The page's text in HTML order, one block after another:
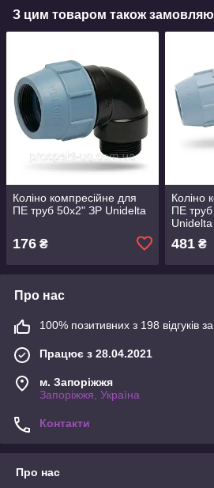
З цим товаром також
Коліно компресійне для
ПЕ труб 50х2" ЗР Unidelta
176 ₴
Коліно
ПЕ
Unidelta
481₴
Про нас
100% позитивних з 198 відгуків за
Працює з 28.04.2021
м. Запоріжжя
Запоріжжя, Україна
Контакти
Про нас